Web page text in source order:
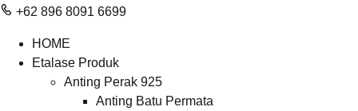
+62 896 8091 6699
HOME
Etalase Produk
Anting Perak 925
Anting Batu Permata